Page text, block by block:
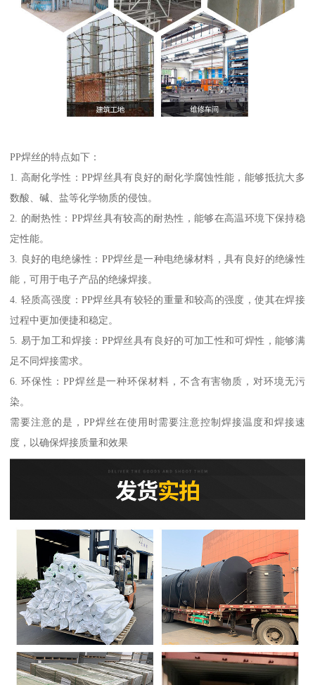
PP焊丝的特点如下：
1. 高耐化学性：PP焊丝具有良好的耐化学腐蚀性能，能够抵抗大多
数酸、碱、盐等化学物质的侵蚀。
2. 的耐热性：PP焊丝具有较高的耐热性，能够在高温环境下保持稳
定性能。
3. 良好的电绝缘性：PP焊丝是一种电绝缘材料，具有良好的绝缘性
能，可用于电子产品的绝缘焊接。
4. 轻质高强度：PP焊丝具有较轻的重量和较高的强度，使其在焊接
过程中更加便捷和稳定。
5. 易于加工和焊接：PP焊丝具有良好的可加工性和可焊性，能够满
足不同焊接需求。
6. 环保性：PP焊丝是一种环保材料，不含有害物质，对环境无污
染。
需要注意的是，PP焊丝在使用时需要注意控制焊接温度和焊接速
度，以确保焊接质量和效果